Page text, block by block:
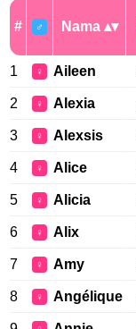
# ♂ Nama
1 ♀ Aileen
2 ♀ Alexia
3 ♀ Alexsis
4 ♀ Alice
5 ♀ Alicia
6 ♀ Alix
7 ♀ Amy
8 ♀ Angélique